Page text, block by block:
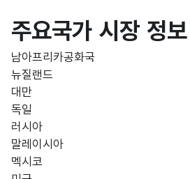
계
주요국가 시장 정보
남아프리카공화국
뉴질랜드
대만
독일
러시아
말레이시아
멕시코